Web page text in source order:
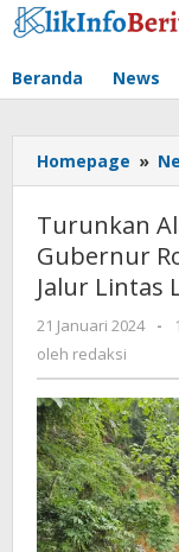
Lewati
ke
Beranda News
Homepage »
Turunkan
Gubernur
Jalur Lintas
21 Januari 2024 -
oleh redaksi